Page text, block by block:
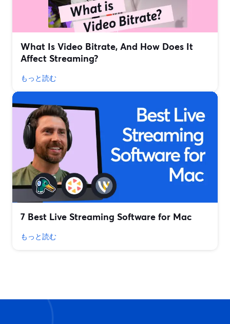
What Is Video Bitrate, And How Does It
Affect Streaming?
もっと読む
7 Best Live Streaming Software for Mac
もっと読む